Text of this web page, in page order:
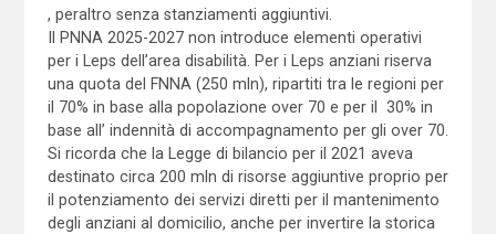
, peraltro senza stanziamenti aggiuntivi.
Il PNNA 2025-2027 non introduce elementi operativi
per i Leps dell’area disabilità. Per i Leps anziani riserva
una quota del FNNA (250 mln), ripartiti tra le regioni per
il 70% in base alla popolazione over 70 e per il 30% in
base all’ indennità di accompagnamento per gli over 70.
Si ricorda che la Legge di bilancio per il 2021 aveva
destinato circa 200 mln di risorse aggiuntive proprio per
il potenziamento dei servizi diretti per il mantenimento
degli anziani al domicilio, anche per invertire la storica